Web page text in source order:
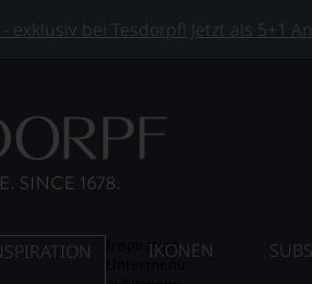
bei Tesdorpf! Jetzt als 5+1
InspirationIKONEN